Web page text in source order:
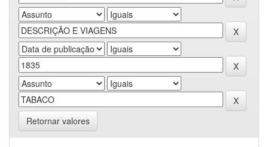
Retornar valores